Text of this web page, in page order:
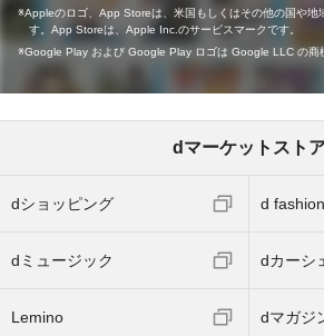
Appleのロゴ、App Storeは、米国もしくはその他の国や地
す。App Storeは、Apple Inc.のサービスマークです。
Google Play および Google Play ロゴは Google LLC の商
dマーケットスト
dショッピング d fashion
dミュージック dカーシ
Lemino dマガジ